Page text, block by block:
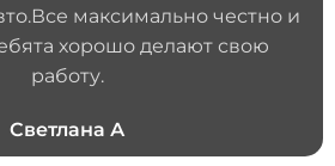
максимально честно и
хорошо делают свою
работу.
Светлана А